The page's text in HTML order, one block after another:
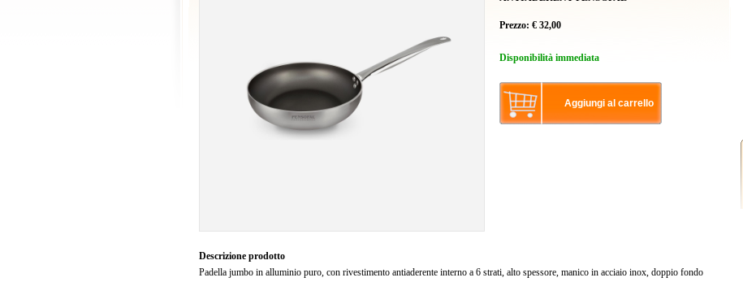
Prezzo: € 32,00
Disponibilità immediata
Aggiungi al carrello
Descrizione prodotto
Padella jumbo in alluminio puro, con rivestimento antiaderente interno a 6 strati, alto spessore, manico in acciaio inox, doppio fondo